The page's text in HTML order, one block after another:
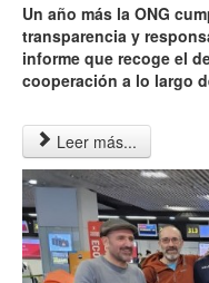
Un año más la ONG
transparencia y
informe que recoge el
cooperación a lo largo
Leer más...